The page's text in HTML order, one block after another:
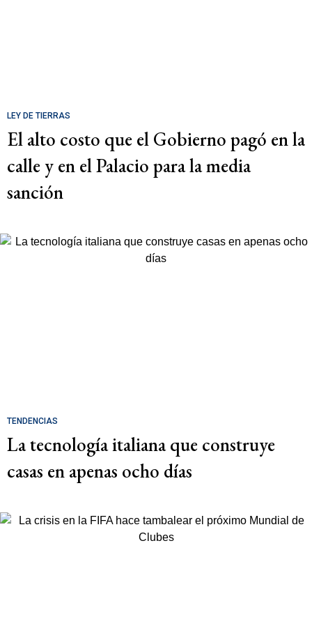
LEY DE TIERRAS
El alto costo que el Gobierno pagó en la
calle y en el Palacio para la media
sanción
TENDENCIAS
La tecnología italiana que construye
casas en apenas ocho días